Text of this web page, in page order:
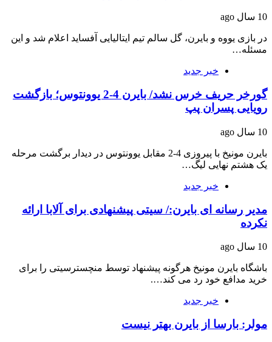
10 سال ago
در بازی یووه و بایرن، گل سالم تیم ایتالیایی آفساید اعلام شد و این
مسئله…
خبر جدید
گورخر حریف خرس نشد/ بایرن 4-2 یوونتوس؛ بازگشت
رویایی پسران پپ
10 سال ago
بایرن مونیخ با پیروزی 4-2 مقابل یوونتوس در دیدار برگشت مرحله
یک هشتم نهایی لیگ…
خبر جدید
مدیر رسانه ای بایرن:/ سیتی پیشنهادی برای آلابا ارائه
نکرده
10 سال ago
باشگاه بایرن مونیخ هرگونه پیشنهاد توسط منچسترسیتی را برای
خرید مدافع خود رد می کند….
خبر جدید
مولر: بارسا از بایرن بهتر نیست